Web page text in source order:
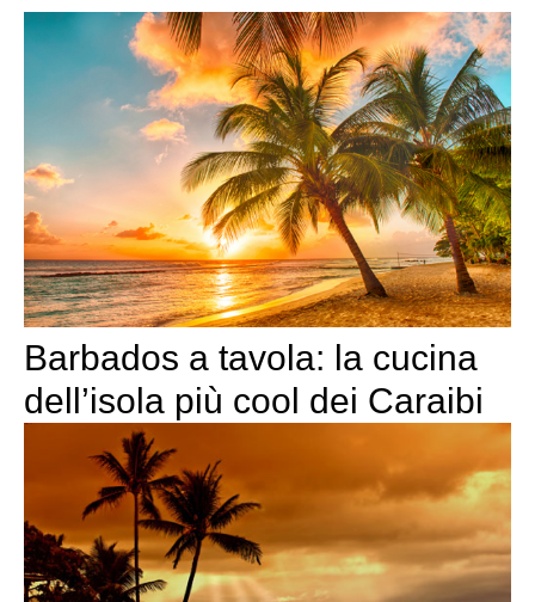
Barbados a tavola: la cucina
dell’isola più cool dei Caraibi